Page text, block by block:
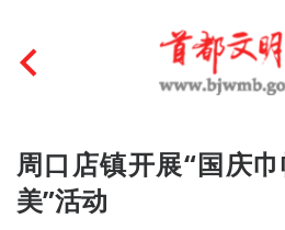
首页
文明创建
周口店镇开展“国庆
美”活动